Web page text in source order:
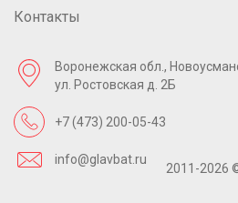
2011-2026
Контакты
Воронежская обл.,
ул. Ростовская д. 2Б
+7 (473) 200-05-43
info@glavbat.ru